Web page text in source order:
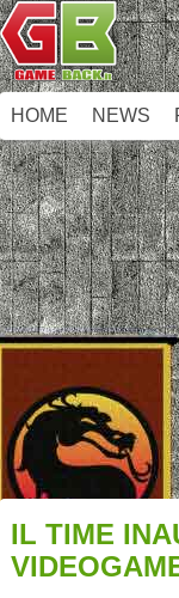
HOME NEWS
IL TIME